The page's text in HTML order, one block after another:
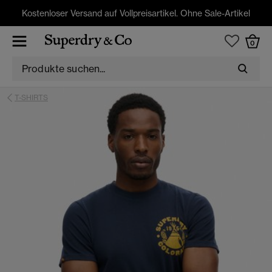
Kostenloser Versand auf Vollpreisartikel. Ohne Sale-Artikel
0
T-SHIRTS